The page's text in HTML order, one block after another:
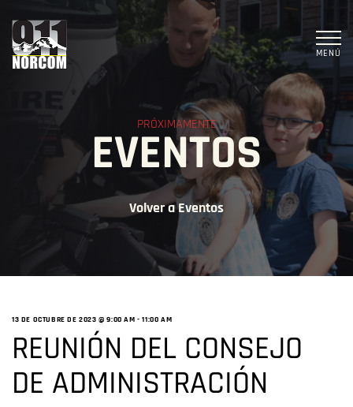
MENÚ
PRÓXIMAMENTE
EVENTOS
Volver a Eventos
13 DE OCTUBRE DE 2023 @ 9:00 AM -11:00 AM
REUNIÓN DEL CONSEJO
DE ADMINISTRACIÓN